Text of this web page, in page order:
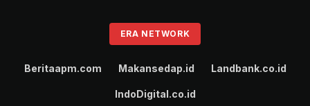
Rp 875,5 juta, Signature 2WD Rp 1 miliar, dan
Signature AWD Rp 1,147 miliar. (gbr)
ERA NETWORK
Beritaapm.com Makansedap.id Landbank.co.id
IndoDigital.co.id